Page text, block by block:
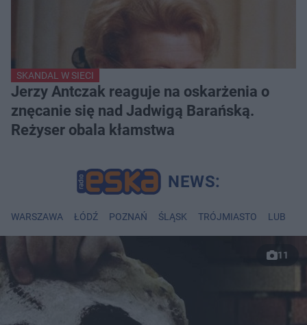
SKANDAL W SIECI
Jerzy Antczak reaguje na oskarżenia o
znęcanie się nad Jadwigą Barańską.
Reżyser obala kłamstwa
WARSZAWA ŁÓDŹ POZNAŃ ŚLĄSK TRÓJMIASTO LUBLIN
11